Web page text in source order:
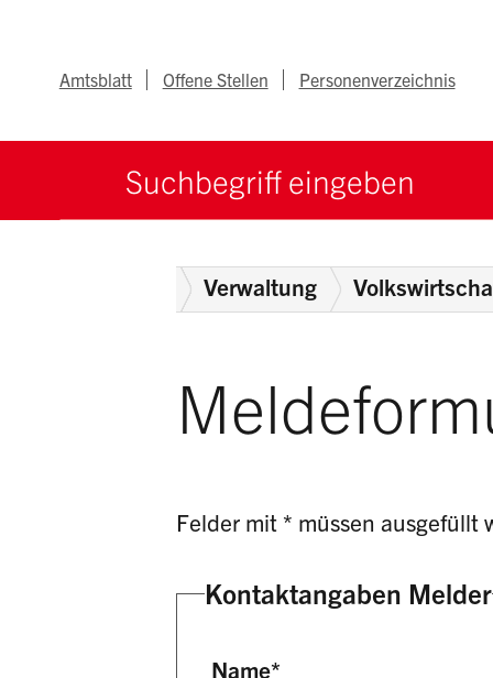
Metanav
Amtsblatt Offene Stellen Personenverzeichnis
Suchbegriff
Verwaltung
Felder mit * müssen ausgefüllt
Kontaktangaben Melder
Name*